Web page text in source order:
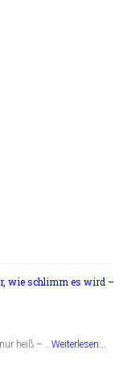
wie schlimm es wird –
heiß – …Weiterlesen...